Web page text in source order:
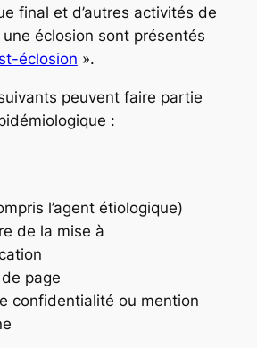
final et d’autres activités de
éclosion sont présentés
éclosion ».
peuvent faire partie
:
l’agent étiologique)
de la mise à
page
confidentialité ou mention